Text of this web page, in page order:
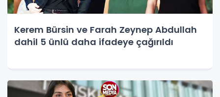
Kerem Bürsin ve Farah Zeynep Abdullah
dahil 5 ünlü daha ifadeye çağırıldı